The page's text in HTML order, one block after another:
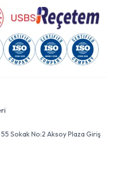
Sokak No:2 Aksoy Plaza Giriş